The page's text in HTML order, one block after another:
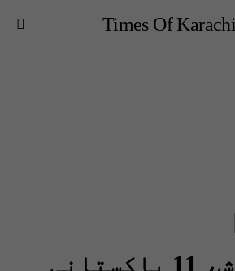
رزق کی تلاش، 11 پاکستانی